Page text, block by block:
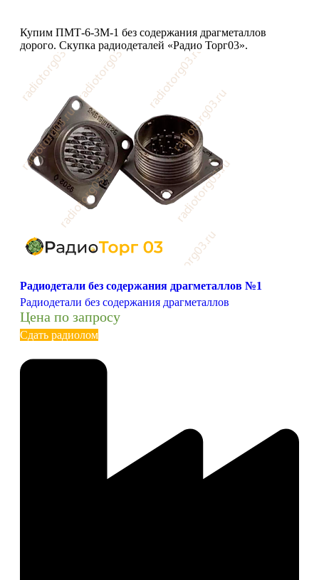
Купим ПМТ-6-3М-1 без содержания драгметаллов
дорого. Скупка радиодеталей «Радио Торг03».
Радиодетали без содержания драгметаллов №1
Радиодетали без содержания драгметаллов
Цена по запросу
Сдать радиолом